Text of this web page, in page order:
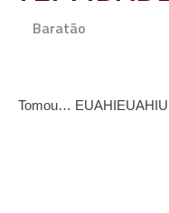
Baratão
Tomou…